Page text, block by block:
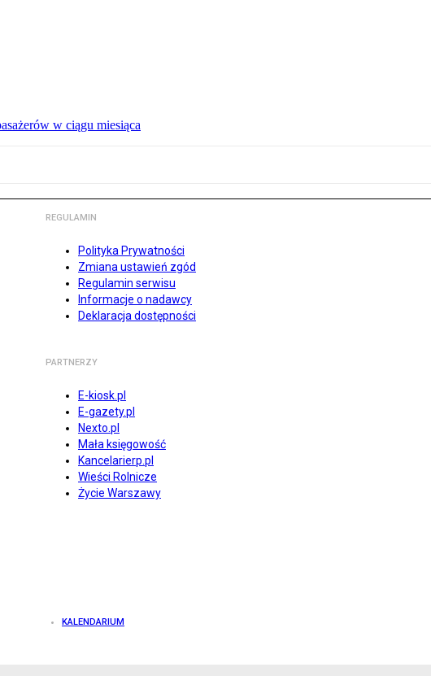
w ciągu miesiąca
REGULAMIN
Polityka Prywatności
Zmiana ustawień zgód
Regulamin serwisu
Informacje o nadawcy
Deklaracja dostępności
PARTNERZY
E-kiosk.pl
E-gazety.pl
Nexto.pl
Mała księgowość
Kancelarierp.pl
Wieści Rolnicze
Życie Warszawy
KALENDARIUM